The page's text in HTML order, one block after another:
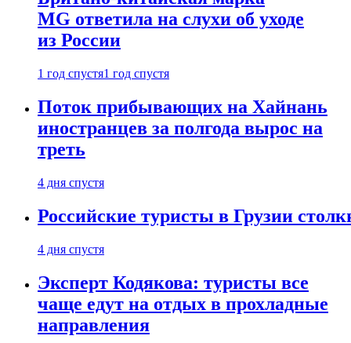
MG ответила на слухи об уходе
из России
1 год спустя1 год спустя
Поток прибывающих на Хайнань
иностранцев за полгода вырос на
треть
4 дня спустя
Российские туристы в Грузии
4 дня спустя
Эксперт Кодякова: туристы все
чаще едут на отдых в прохладные
направления